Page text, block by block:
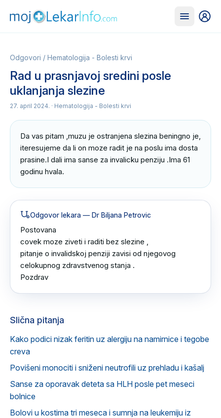
Odgovori / Hematologija - Bolesti krvi
Rad u prasnjavoj sredini posle
uklanjanja slezine
27. april 2024. · Hematologija - Bolesti krvi
Da vas pitam ,muzu je ostranjena slezina beningno je,
iteresujeme da li on moze radit je na poslu ima dosta
prasine.I dali ima sanse za invalicku penziju .Ima 61
godinu hvala.
Odgovor lekara — Dr Biljana Petrovic
Postovana
covek moze ziveti i raditi bez slezine ,
pitanje o invalidskoj penziji zavisi od njegovog
celokupnog zdravstvenog stanja .
Pozdrav
Slična pitanja
Kako podici nizak feritin uz alergiju na namirnice i tegobe
creva
Povišeni monociti i sniženi neutrofili uz prehladu i kašalj
Sanse za oporavak deteta sa HLH posle pet meseci
bolnice
Bolovi u kostima tri meseca i sumnja na leukemiju iz